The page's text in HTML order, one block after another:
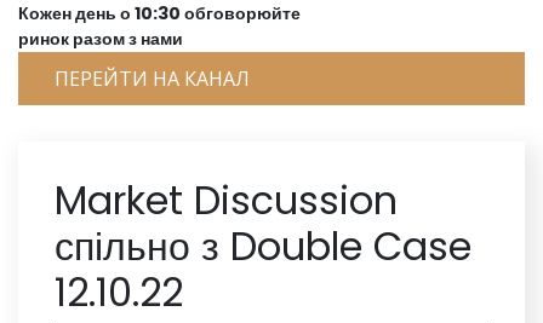
Кожен день о 10:30 обговорюйте
ринок разом з нами
ПЕРЕЙТИ НА КАНАЛ
Market Discussion
спільно з Double Case
12.10.22